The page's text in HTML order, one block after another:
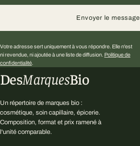
Envoyer le message
Votre adresse sert uniquement à vous répondre. Elle n'est
ni revendue, ni ajoutée à une liste de diffusion. Politique de
confidentialité.
DesMarquesBio
Un répertoire de marques bio :
cosmétique, soin capillaire, épicerie.
Composition, format et prix ramené à
l'unité comparable.